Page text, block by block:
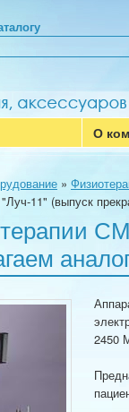
О
»
11" (выпуск
2450